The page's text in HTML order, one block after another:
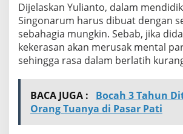
Dijelaskan Yulianto, dalam
Singonarum harus dibuat dengan
sebahagia mungkin. Sebab, jika
kekerasan akan merusak mental
sehingga rasa dalam berlatih
BACA JUGA :
Bocah 3 Tahun
Orang Tuanya di Pasar Pati